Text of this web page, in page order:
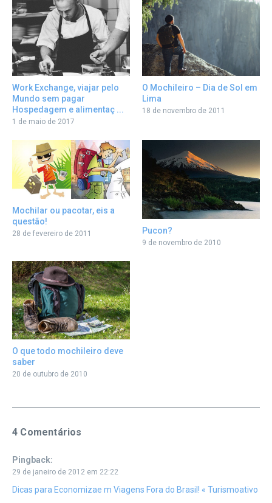
Work Exchange, viajar pelo
Mundo sem pagar
Hospedagem e alimentaç ...
1 de maio de 2017
O Mochileiro – Dia de Sol em
Lima
18 de novembro de 2011
Mochilar ou pacotar, eis a
questão!
28 de fevereiro de 2011 Pucon?
9 de novembro de 2010
O que todo mochileiro deve
saber
20 de outubro de 2010
4 Comentários
Pingback:
29 de janeiro de 2012 em 22:22
Dicas para Economizae m Viagens Fora do Brasil! « Turismoativo